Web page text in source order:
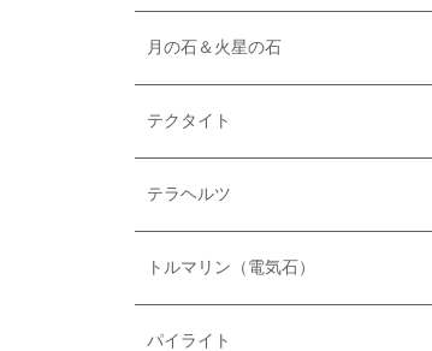
月の石＆火星の石
テクタイト
テラヘルツ
トルマリン（電気石）
パイライト